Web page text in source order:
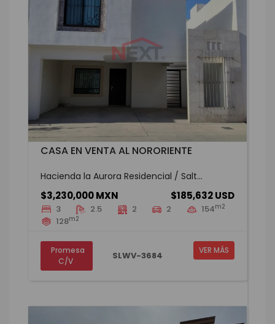
CASA EN VENTA AL NORORIENTE
Hacienda la Aurora Residencial / Salt...
$3,230,000 MXN $185,632 USD
3 2.5 2 2 154m2
128m2
Promesa
C/V
SLWV-3684 VER MÁS